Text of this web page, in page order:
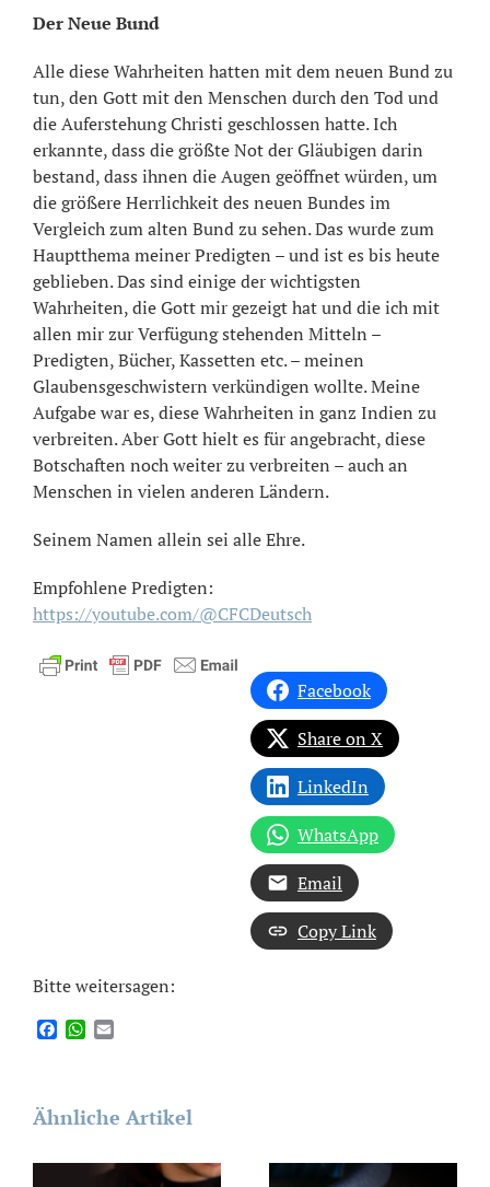
Der Neue Bund
Alle diese Wahrheiten hatten mit dem neuen Bund zu
tun, den Gott mit den Menschen durch den Tod und
die Auferstehung Christi geschlossen hatte. Ich
erkannte, dass die größte Not der Gläubigen darin
bestand, dass ihnen die Augen geöffnet würden, um
die größere Herrlichkeit des neuen Bundes im
Vergleich zum alten Bund zu sehen. Das wurde zum
Hauptthema meiner Predigten – und ist es bis heute
geblieben. Das sind einige der wichtigsten
Wahrheiten, die Gott mir gezeigt hat und die ich mit
allen mir zur Verfügung stehenden Mitteln –
Predigten, Bücher, Kassetten etc. – meinen
Glaubensgeschwistern verkündigen wollte. Meine
Aufgabe war es, diese Wahrheiten in ganz Indien zu
verbreiten. Aber Gott hielt es für angebracht, diese
Botschaften noch weiter zu verbreiten – auch an
Menschen in vielen anderen Ländern.
Seinem Namen allein sei alle Ehre.
Empfohlene Predigten:
https://youtube.com/@CFCDeutsch
Facebook
Share on X
LinkedIn
WhatsApp
Email
Copy Link
Bitte weitersagen:
FacebookWhatsApp
Ähnliche Artikel